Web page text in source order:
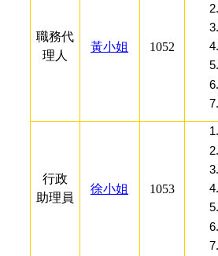
職務代
理人
黃小姐 1052
行政
助理員
徐小姐 1053